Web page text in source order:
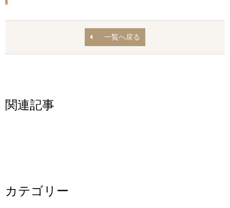
一覧へ戻る
関連記事
カテゴリー